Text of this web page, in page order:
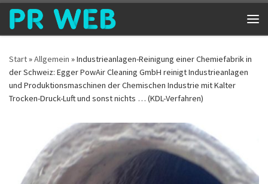
Zum Inhalt springen
Start»Allgemein »Industrieanlagen-Reinigung einer Chemiefabrik in
der Schweiz: Egger PowAir Cleaning GmbH reinigt Industrieanlagen
und Produktionsmaschinen der Chemischen Industrie mit Kalter
Trocken-Druck-Luft und sonst nichts … (KDL-Verfahren)